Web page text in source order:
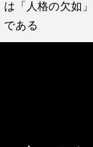
は「人格の欠如
である